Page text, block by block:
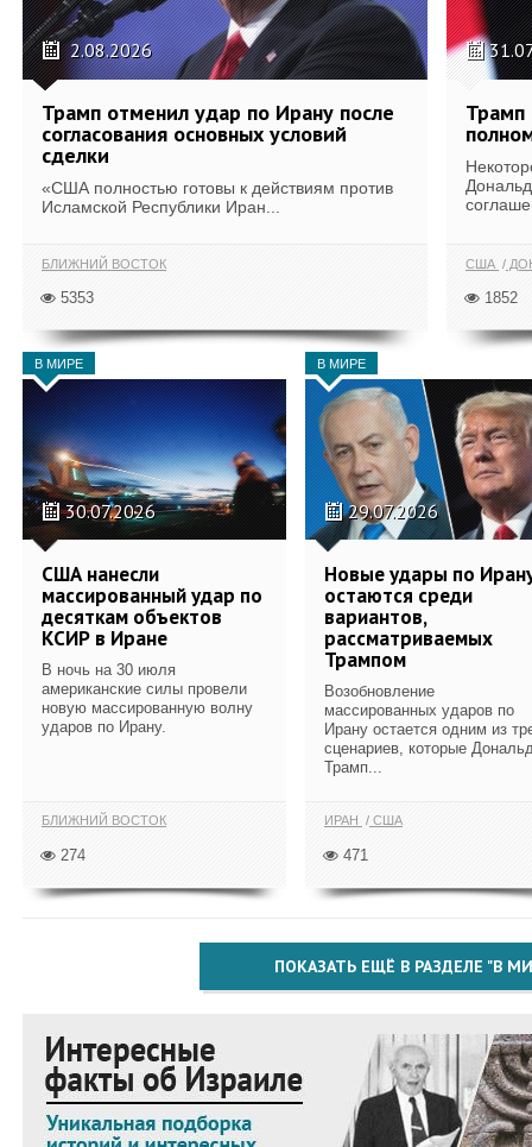
2.08.2026
Трамп отменил удар по Ирану после
согласования основных условий
сделки
«США полностью готовы к действиям против
Исламской Республики Иран...
БЛИЖНИЙ ВОСТОК
5353
Трамп
США
1852
В МИРЕ
30.07.2026
США нанесли
массированный удар по
десяткам объектов
КСИР в Иране
В ночь на 30 июля
американские силы провели
новую массированную волну
ударов по Ирану.
БЛИЖНИЙ ВОСТОК
274
В МИРЕ
29.07.2026
Новые удары по
остаются среди
вариантов,
рассматриваемых
Трампом
Возобновление
массированных ударов по
Ирану остается одним из
сценариев, которые
Трамп...
ИРАН США
471
ПОКАЗАТЬ ЕЩЁ В РАЗДЕЛЕ "В